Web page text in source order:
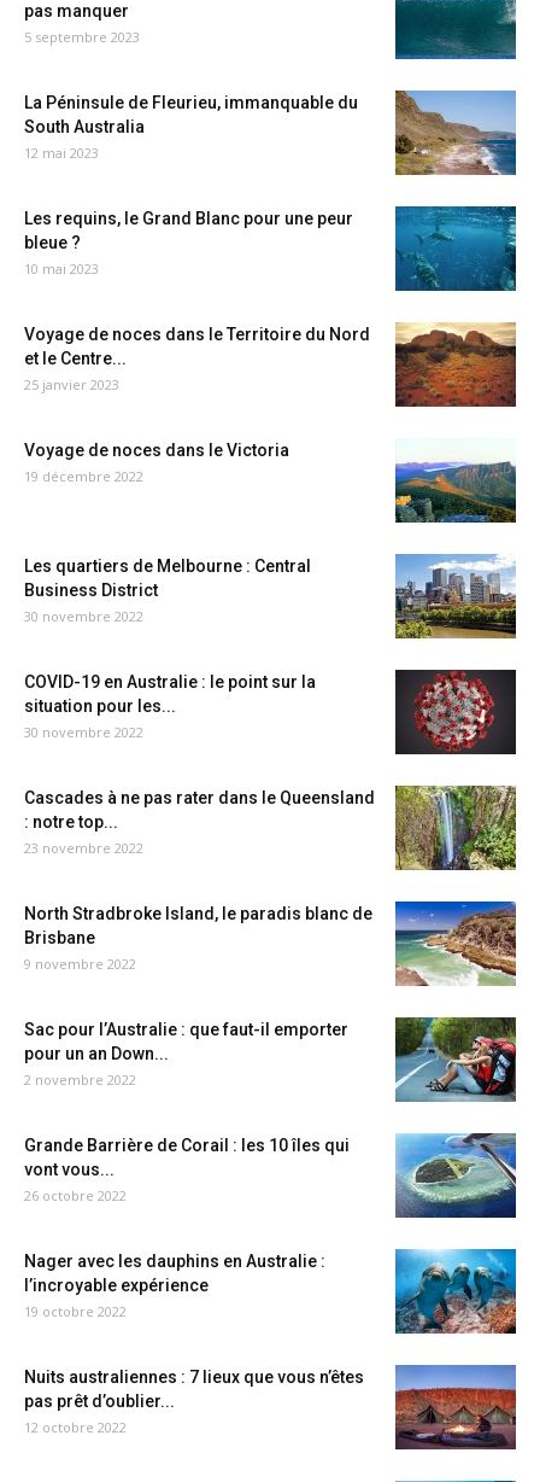
pas manquer
5 septembre 2023
La Péninsule de Fleurieu, immanquable du
South Australia
12 mai 2023
Les requins, le Grand Blanc pour une peur
bleue ?
10 mai 2023
Voyage de noces dans le Territoire du Nord
et le Centre...
25 janvier 2023
Voyage de noces dans le Victoria
19 décembre 2022
Les quartiers de Melbourne : Central
Business District
30 novembre 2022
COVID-19 en Australie : le point sur la
situation pour les...
30 novembre 2022
Cascades à ne pas rater dans le Queensland
: notre top...
23 novembre 2022
North Stradbroke Island, le paradis blanc de
Brisbane
9 novembre 2022
Sac pour l’Australie : que faut-il emporter
pour un an Down...
2 novembre 2022
Grande Barrière de Corail : les 10 îles qui
vont vous...
26 octobre 2022
Nager avec les dauphins en Australie :
l’incroyable expérience
19 octobre 2022
Nuits australiennes : 7 lieux que vous n’êtes
pas prêt d’oublier...
12 octobre 2022